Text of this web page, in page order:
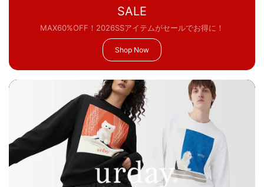
SALE
MAX60%OFF！2026SSアイテムがセールでお得に！
Shop Now